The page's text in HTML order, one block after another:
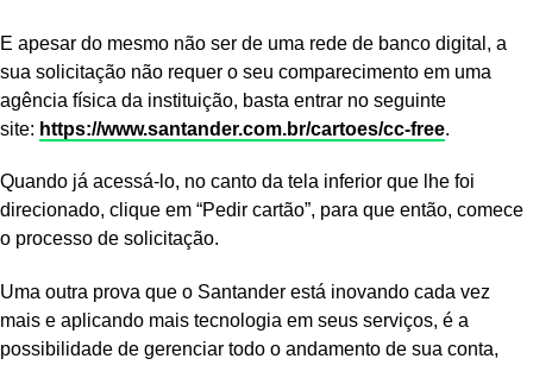
E apesar do mesmo não ser de uma rede de banco digital, a
sua solicitação não requer o seu comparecimento em uma
agência física da instituição, basta entrar no seguinte
site: https://www.santander.com.br/cartoes/cc-free.
Quando já acessá-lo, no canto da tela inferior que lhe foi
direcionado, clique em “Pedir cartão”, para que então, comece
o processo de solicitação.
Uma outra prova que o Santander está inovando cada vez
mais e aplicando mais tecnologia em seus serviços, é a
possibilidade de gerenciar todo o andamento de sua conta,